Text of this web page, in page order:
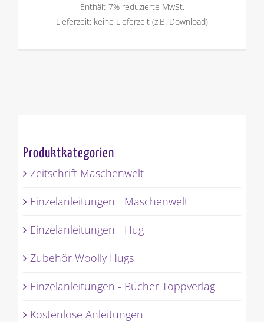
Enthält 7% reduzierte MwSt.
Lieferzeit: keine Lieferzeit (z.B. Download)
Produktkategorien
Zeitschrift Maschenwelt
Einzelanleitungen - Maschenwelt
Einzelanleitungen - Hug
Zubehör Woolly Hugs
Einzelanleitungen - Bücher Toppverlag
Kostenlose Anleitungen